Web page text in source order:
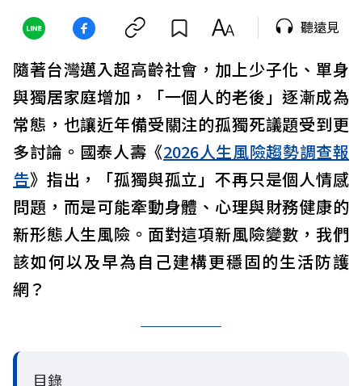
聽遠見
隨著台灣邁入超高齡社會，加上少子化、單身
與獨居家庭增加，「一個人的老後」逐漸成為
常態，也讓近年備受關注的孤獨死議題受到更
多討論。國泰人壽《2026人生風險趨勢調查報
告》指出，「孤獨與孤立」不再只是個人情感
問題，而是可能牽動身體、心理與財務健康的
新形態人生風險。面對這項新風險變數，我們
該如何以及早為自己建構更穩固的生活防護
網？
目錄